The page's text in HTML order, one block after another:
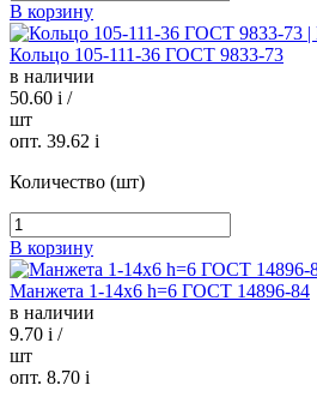
В корзину
Кольцо 105-111-36 ГОСТ 9833-73
в наличии
50.60 i /
шт
опт. 39.62 i
Количество (шт)
В корзину
Манжета 1-14х6 h=6 ГОСТ 14896-84
в наличии
9.70 i /
шт
опт. 8.70 i